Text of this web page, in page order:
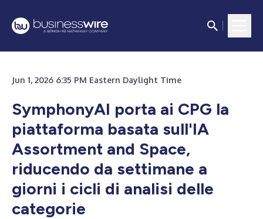
Jun 1, 2026 6:35 PM Eastern Daylight Time
SymphonyAI porta ai CPG la
piattaforma basata sull'IA
Assortment and Space,
riducendo da settimane a
giorni i cicli di analisi delle
categorie